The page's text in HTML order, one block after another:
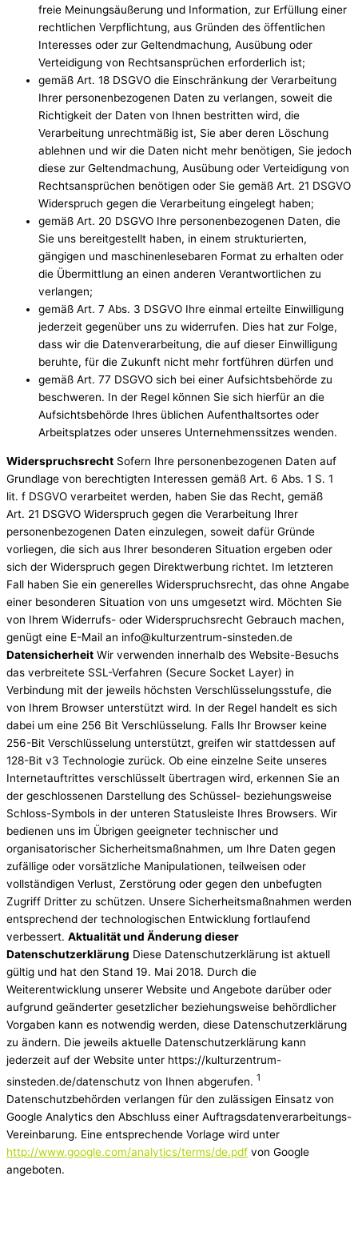
freie Meinungsäußerung und Information, zur Erfüllung einer
rechtlichen Verpflichtung, aus Gründen des öffentlichen
Interesses oder zur Geltendmachung, Ausübung oder
Verteidigung von Rechtsansprüchen erforderlich ist;
gemäß Art. 18 DSGVO die Einschränkung der Verarbeitung
Ihrer personenbezogenen Daten zu verlangen, soweit die
Richtigkeit der Daten von Ihnen bestritten wird, die
Verarbeitung unrechtmäßig ist, Sie aber deren Löschung
ablehnen und wir die Daten nicht mehr benötigen, Sie jedoch
diese zur Geltendmachung, Ausübung oder Verteidigung von
Rechtsansprüchen benötigen oder Sie gemäß Art. 21 DSGVO
Widerspruch gegen die Verarbeitung eingelegt haben;
gemäß Art. 20 DSGVO Ihre personenbezogenen Daten, die
Sie uns bereitgestellt haben, in einem strukturierten,
gängigen und maschinenlesebaren Format zu erhalten oder
die Übermittlung an einen anderen Verantwortlichen zu
verlangen;
gemäß Art. 7 Abs. 3 DSGVO Ihre einmal erteilte Einwilligung
jederzeit gegenüber uns zu widerrufen. Dies hat zur Folge,
dass wir die Datenverarbeitung, die auf dieser Einwilligung
beruhte, für die Zukunft nicht mehr fortführen dürfen und
gemäß Art. 77 DSGVO sich bei einer Aufsichtsbehörde zu
beschweren. In der Regel können Sie sich hierfür an die
Aufsichtsbehörde Ihres üblichen Aufenthaltsortes oder
Arbeitsplatzes oder unseres Unternehmenssitzes wenden.
Widerspruchsrecht Sofern Ihre personenbezogenen Daten auf
Grundlage von berechtigten Interessen gemäß Art. 6 Abs. 1 S. 1
lit. f DSGVO verarbeitet werden, haben Sie das Recht, gemäß
Art. 21 DSGVO Widerspruch gegen die Verarbeitung Ihrer
personenbezogenen Daten einzulegen, soweit dafür Gründe
vorliegen, die sich aus Ihrer besonderen Situation ergeben oder
sich der Widerspruch gegen Direktwerbung richtet. Im letzteren
Fall haben Sie ein generelles Widerspruchsrecht, das ohne Angabe
einer besonderen Situation von uns umgesetzt wird. Möchten Sie
von Ihrem Widerrufs- oder Widerspruchsrecht Gebrauch machen,
genügt eine E-Mail an info@kulturzentrum-sinsteden.de
Datensicherheit Wir verwenden innerhalb des Website-Besuchs
das verbreitete SSL-Verfahren (Secure Socket Layer) in
Verbindung mit der jeweils höchsten Verschlüsselungsstufe, die
von Ihrem Browser unterstützt wird. In der Regel handelt es sich
dabei um eine 256 Bit Verschlüsselung. Falls Ihr Browser keine
256-Bit Verschlüsselung unterstützt, greifen wir stattdessen auf
128-Bit v3 Technologie zurück. Ob eine einzelne Seite unseres
Internetauftrittes verschlüsselt übertragen wird, erkennen Sie an
der geschlossenen Darstellung des Schüssel- beziehungsweise
Schloss-Symbols in der unteren Statusleiste Ihres Browsers. Wir
bedienen uns im Übrigen geeigneter technischer und
organisatorischer Sicherheitsmaßnahmen, um Ihre Daten gegen
zufällige oder vorsätzliche Manipulationen, teilweisen oder
vollständigen Verlust, Zerstörung oder gegen den unbefugten
Zugriff Dritter zu schützen. Unsere Sicherheitsmaßnahmen werden
entsprechend der technologischen Entwicklung fortlaufend
verbessert. Aktualität und Änderung dieser
Datenschutzerklärung Diese Datenschutzerklärung ist aktuell
gültig und hat den Stand 19. Mai 2018. Durch die
Weiterentwicklung unserer Website und Angebote darüber oder
aufgrund geänderter gesetzlicher beziehungsweise behördlicher
Vorgaben kann es notwendig werden, diese Datenschutzerklärung
zu ändern. Die jeweils aktuelle Datenschutzerklärung kann
jederzeit auf der Website unter https://kulturzentrum-
sinsteden.de/datenschutz von Ihnen abgerufen. 1
Datenschutzbehörden verlangen für den zulässigen Einsatz von
Google Analytics den Abschluss einer Auftragsdatenverarbeitungs-
Vereinbarung. Eine entsprechende Vorlage wird unter
http://www.google.com/analytics/terms/de.pdf von Google
angeboten.